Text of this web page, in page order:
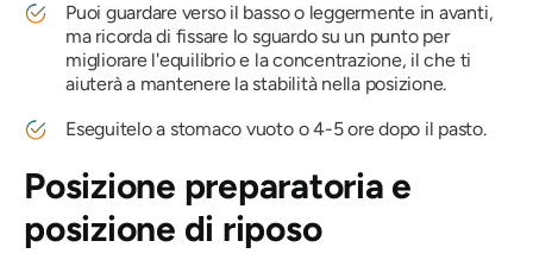
Puoi guardare verso il basso o leggermente in avanti,
ma ricorda di fissare lo sguardo su un punto per
migliorare l'equilibrio e la concentrazione, il che ti
aiuterà a mantenere la stabilità nella posizione.
Eseguitelo a stomaco vuoto o 4-5 ore dopo il pasto.
Posizione preparatoria e
posizione di riposo